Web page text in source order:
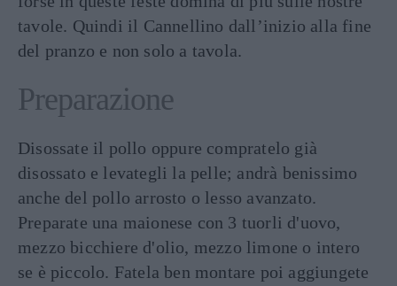
tavole. Quindi il Cannellino dall’inizio alla fine
del pranzo e non solo a tavola.
Preparazione
Disossate il pollo oppure compratelo già
disossato e levategli la pelle; andrà benissimo
anche del pollo arrosto o lesso avanzato.
Preparate una maionese con 3 tuorli d'uovo,
mezzo bicchiere d'olio, mezzo limone o intero
se è piccolo. Fatela ben montare poi aggiungete